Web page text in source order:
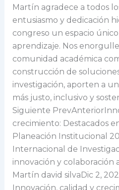
Martín agradece a todos
entusiasmo y dedicación
congreso un espacio
aprendizaje. Nos
comunidad académica
construcción de
investigación, aporten a
más justo, inclusivo y
Siguiente
crecimiento: Destacados
Planeación Institucional
Internacional de
innovación y colaboración
Martín david silvaDic 2,
Innovación, calidad y